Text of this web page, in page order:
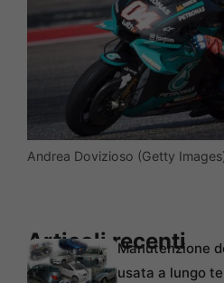
Andrea Dovizioso (Getty
Articoli recenti
Manutenzione
usata a lungo